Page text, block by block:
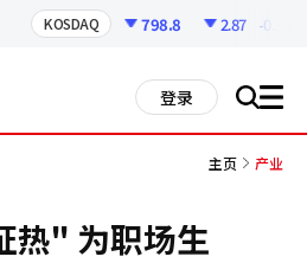
KOSDAQ 798.8 2.87 -0.36%
登录 搜 all
主页 产业
热" 为职场生